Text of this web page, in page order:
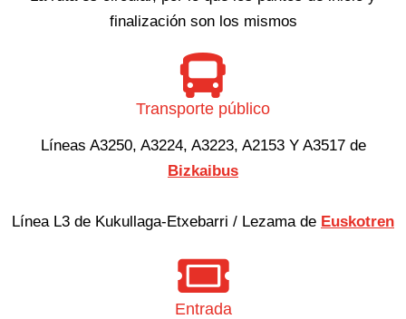
finalización son los mismos
Transporte público
Líneas A3250, A3224, A3223, A2153 Y A3517 de
Bizkaibus
Línea L3 de Kukullaga-Etxebarri / Lezama de Euskotren
Entrada